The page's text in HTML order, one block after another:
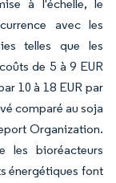
à l'échelle, le
avec les
telles que les
de 5 à 9 EUR
10 à 18 EUR par
comparé au soja
Organization.
les bioréacteurs
énergétiques font